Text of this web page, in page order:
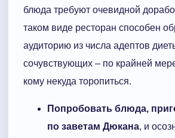
блюда требуют очевидной
таком виде ресторан способен
аудиторию из числа адептов
сочувствующих – по крайней
кому некуда торопиться.
Попробовать блюда,
по заветам Дюкана, и